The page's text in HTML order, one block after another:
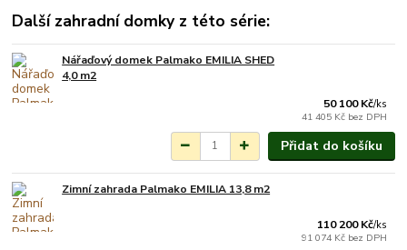
Další zahradní domky z této série:
Nářaďový domek Palmako EMILIA SHED
4,0 m2
50 100 Kč/ks
41 405 Kč bez DPH
Přidat do košíku
Zimní zahrada Palmako EMILIA 13,8 m2
110 200 Kč/ks
91 074 Kč bez DPH